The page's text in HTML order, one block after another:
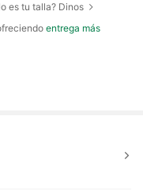
es tu talla? Dinos
entrega más